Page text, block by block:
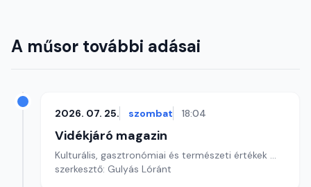
A műsor további adásai
2026. 07. 25. szombat 18:04
Vidékjáró magazin
Kulturális, gasztronómiai és természeti értékek ...
szerkesztő: Gulyás Lóránt